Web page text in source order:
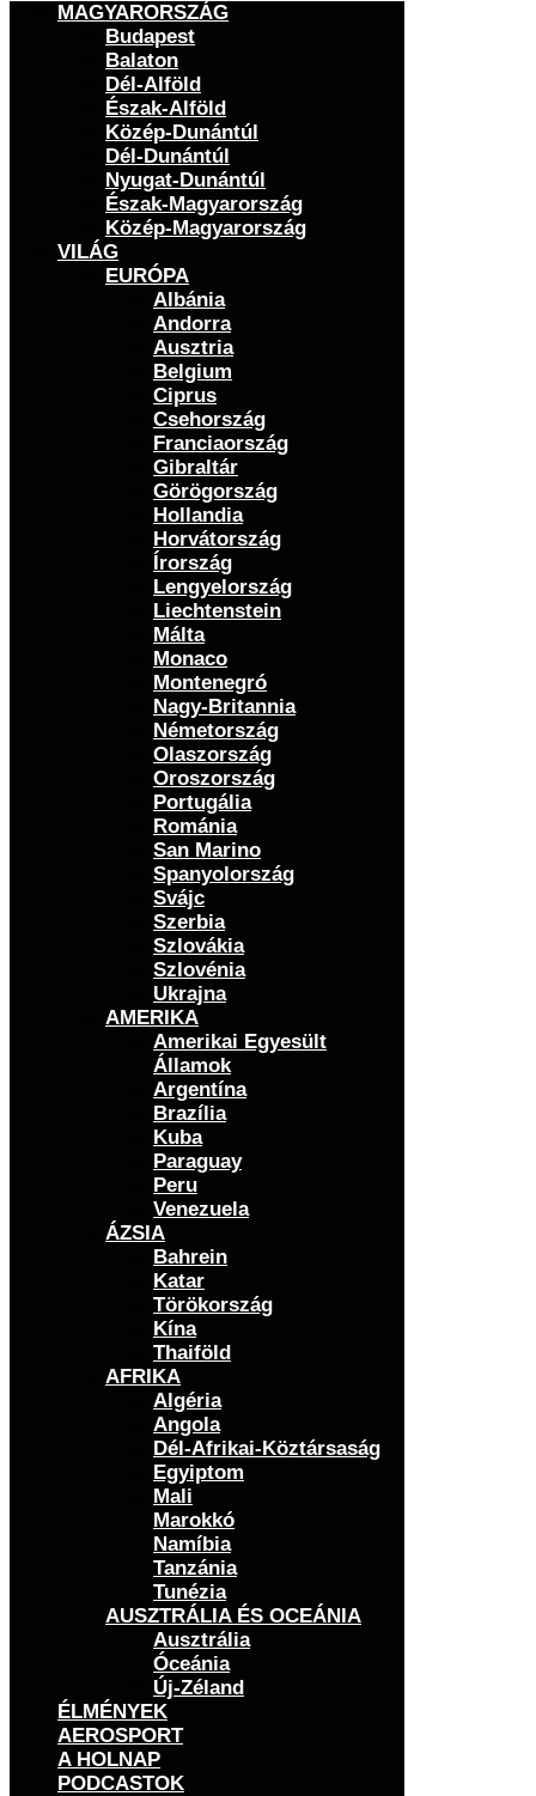
MAGYARORSZÁG
Budapest
Balaton
Dél-Alföld
Észak-Alföld
Közép-Dunántúl
Dél-Dunántúl
Nyugat-Dunántúl
Észak-Magyarország
Közép-Magyarország
VILÁG
EURÓPA
Albánia
Andorra
Ausztria
Belgium
Ciprus
Csehország
Franciaország
Gibraltár
Görögország
Hollandia
Horvátország
Írország
Lengyelország
Liechtenstein
Málta
Monaco
Montenegró
Nagy-Britannia
Németország
Olaszország
Oroszország
Portugália
Románia
San Marino
Spanyolország
Svájc
Szerbia
Szlovákia
Szlovénia
Ukrajna
AMERIKA
Amerikai Egyesült
Államok
Argentína
Brazília
Kuba
Paraguay
Peru
Venezuela
ÁZSIA
Bahrein
Katar
Törökország
Kína
Thaiföld
AFRIKA
Algéria
Angola
Dél-Afrikai-Köztársaság
Egyiptom
Mali
Marokkó
Namíbia
Tanzánia
Tunézia
AUSZTRÁLIA ÉS OCEÁNIA
Ausztrália
Óceánia
Új-Zéland
ÉLMÉNYEK
AEROSPORT
A HOLNAP
PODCASTOK